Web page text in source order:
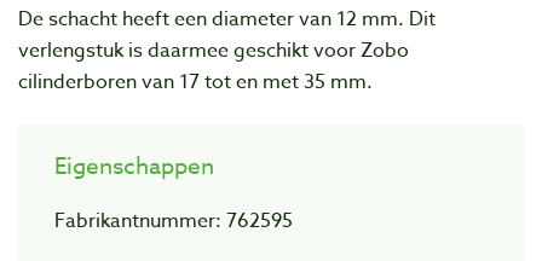
De schacht heeft een diameter van 12 mm. Dit
verlengstuk is daarmee geschikt voor Zobo
cilinderboren van 17 tot en met 35 mm.
Eigenschappen
Fabrikantnummer: 762595